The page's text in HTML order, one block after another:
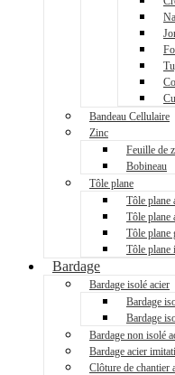
Bandeau Cellulaire
Zinc
Feuille de
Bobineau
Tôle plane
Tôle plane
Tôle plane
Tôle plane
Tôle plane
Bardage
Bardage isolé acier
Bardage
Bardage
Bardage non isolé
Bardage acier
Clôture de chantier